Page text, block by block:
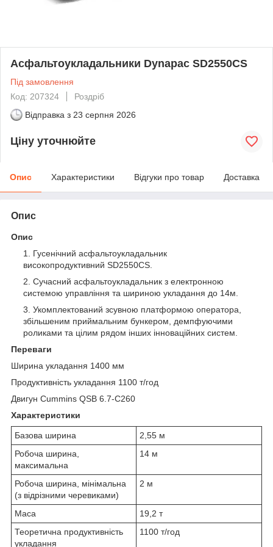
Асфальтоукладальники Dynapac SD2550CS
Під замовлення
Код: 207324
Роздріб
Відправка з 23 серпня 2026
Ціну уточнюйте
Опис Характеристики Відгуки про товар Доставка
Опис
Опис
Гусенічний асфальтоукладальник
високопродуктивний SD2550CS.
Сучасний асфальтоукладальник з електронною
системою управління та шириною укладання до 14м.
Укомплектований зсувною платформою оператора,
збільшеним приймальним бункером, демпфуючими
роликами та цілим рядом інших інноваційних систем.
Переваги
Ширина укладання 1400 мм
Продуктивність укладання 1100 т/год
Двигун Cummins QSB 6.7-C260
Характеристики
Базова ширина
2,55 м
Робоча ширина,
максимальна
14 м
Робоча ширина, мінімальна
(з відрізними черевиками)
2 м
Маса
19,2 т
Теоретична продуктивність
укладання
1100 т/год